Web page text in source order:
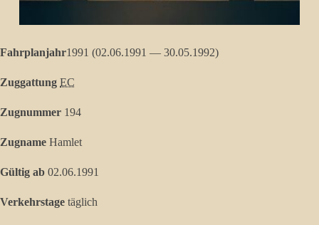
Fahrplanjahr1991 (02.06.1991 — 30.05.1992)
Zuggattung EC
Zugnummer 194
Zugname Hamlet
Gültig ab 02.06.1991
Verkehrstage täglich